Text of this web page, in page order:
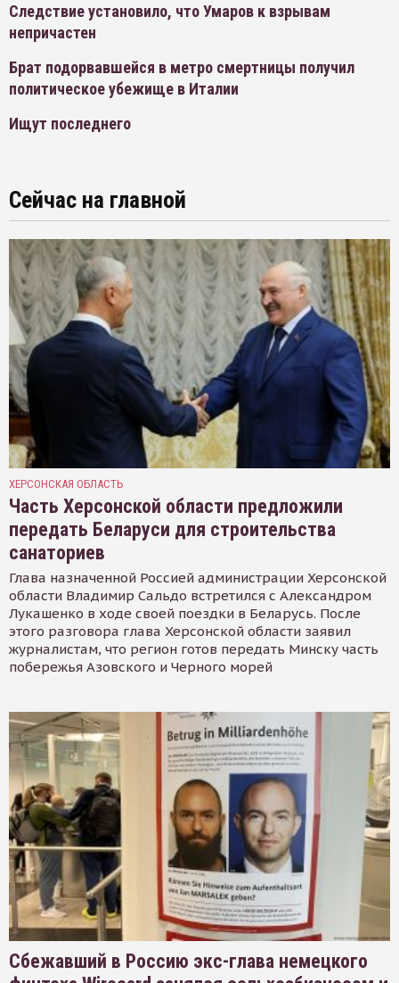
Следствие установило, что Умаров к взрывам
непричастен
Брат подорвавшейся в метро смертницы получил
политическое убежище в Италии
Ищут последнего
Сейчас на главной
ХЕРСОНСКАЯ ОБЛАСТЬ
Часть Херсонской области предложили
передать Беларуси для строительства
санаториев
Глава назначенной Россией администрации Херсонской
области Владимир Сальдо встретился с Александром
Лукашенко в ходе своей поездки в Беларусь. После
этого разговора глава Херсонской области заявил
журналистам, что регион готов передать Минску часть
побережья Азовского и Черного морей
Сбежавший в Россию экс-глава немецкого